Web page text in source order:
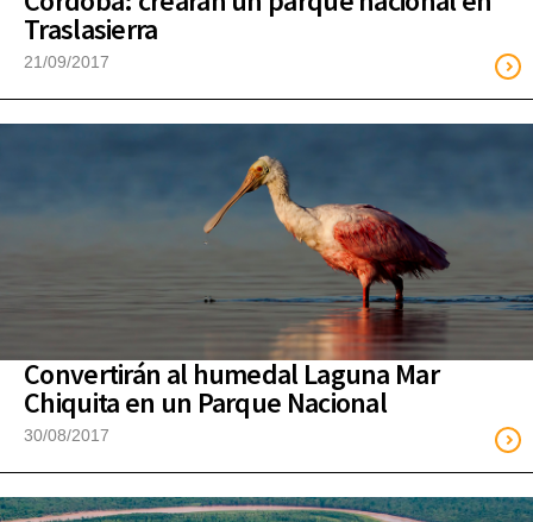
Traslasierra
21/09/2017
Convertirán al humedal Laguna Mar
Chiquita en un Parque Nacional
30/08/2017